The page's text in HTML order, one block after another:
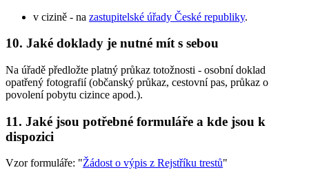
v cizině - na zastupitelské úřady České republiky.
10. Jaké doklady je nutné mít s sebou
Na úřadě předložte platný průkaz totožnosti - osobní doklad
opatřený fotografií (občanský průkaz, cestovní pas, průkaz o
povolení pobytu cizince apod.).
11. Jaké jsou potřebné formuláře a kde jsou k
dispozici
Vzor formuláře: "Žádost o výpis z Rejstříku trestů"